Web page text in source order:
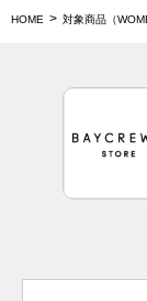
HOME 対象商品（